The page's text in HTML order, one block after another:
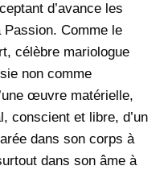
d’avance les
Comme le
célèbre mariologue
non comme
œuvre matérielle,
conscient et libre, d’un
dans son corps à
dans son âme à